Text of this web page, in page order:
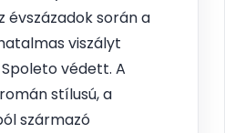
során a
viszályt
védett. A
stílusú, a
származó